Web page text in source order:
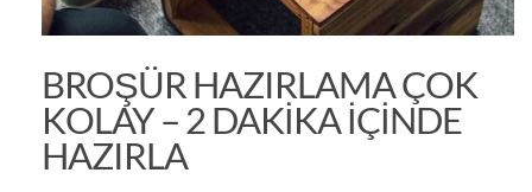
BROŞÜR HAZIRLAMA ÇOK
KOLAY – 2 DAKIKA IÇINDE
HAZIRLA